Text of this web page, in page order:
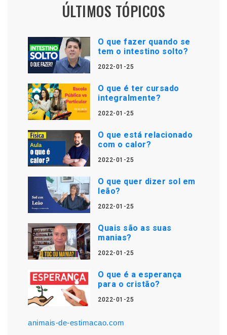
ÚLTIMOS TÓPICOS
O que fazer quando se
tem o intestino solto?
2022-01-25
O que é ter cursado
integralmente?
2022-01-25
O que está relacionado
com o calor?
2022-01-25
O que quer dizer sol em
leão?
2022-01-25
Quais são as suas
manias?
2022-01-25
O que é a esperança
para o cristão?
2022-01-25
animais-de-estimacao.com